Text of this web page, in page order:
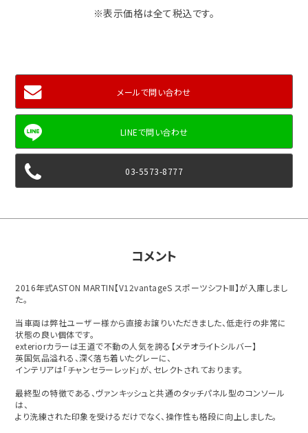
※表示価格は全て税込です。
メールで問い合わせ
03-5573-8777
コメント
2016年式ASTON MARTIN【V12vantageS スポーツシフトⅢ】が入庫しまし
た。
当車両は弊社ユーザー様から直接お譲りいただきました、低走行の非常に
状態の良い個体です。
exteriorカラーは王道で不動の人気を誇る【メテオライトシルバー】
英国気品溢れる、深く落ち着いたグレーに、
インテリアは「チャンセラーレッド」が、セレクトされております。
最終型の特徴である、ヴァンキッシュと共通のタッチパネル型のコンソール
は、
より洗練された印象を受けるだけでなく、操作性も格段に向上しました。